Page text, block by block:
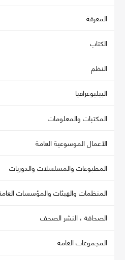
المعرفة
الكتاب
النظم
البيليوغرافيا
المكتبات والمعلومات
الأعمال الموسوعية العامة
المطبوعات والمسلسلات والدوريات
المنظمات والهيئات والمؤسسات
الصحافة ، النشر الصحف
المجموعات العامة